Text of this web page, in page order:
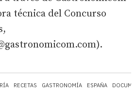
RECETAS GASTRONOMÍA ESPAÑA
técnica del Concurso